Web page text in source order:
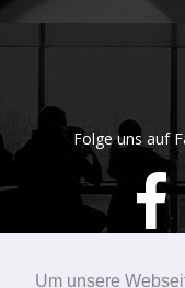
Um unsere
Folge uns auf
420